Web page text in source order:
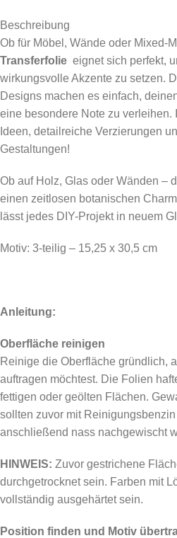
Beschreibung
Ob für Möbel, Wände oder Mixed-
Transferfolie eignet sich perfekt,
wirkungsvolle Akzente zu setzen.
Designs machen es einfach,
eine besondere Note zu verleihen.
Ideen, detailreiche Verzierungen
Gestaltungen!
Ob auf Holz, Glas oder Wänden –
einen zeitlosen botanischen
lässt jedes DIY-Projekt in neuem
Motiv: 3-teilig – 15,25 x 30,5 cm
Anleitung:
Oberfläche reinigen
Reinige die Oberfläche gründlich,
auftragen möchtest. Die Folien
fettigen oder geölten Flächen.
sollten zuvor mit
anschließend nass nachgewischt
HINWEIS: Zuvor gestrichene
durchgetrocknet sein. Farben mit
vollständig ausgehärtet sein.
Position finden und Motiv